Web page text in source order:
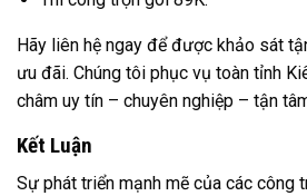
Hãy liên hệ ngay để được khảo sát
ưu đãi. Chúng tôi phục vụ toàn tỉnh
châm uy tín – chuyên nghiệp – tận
Kết Luận
Sự phát triển mạnh mẽ của các công